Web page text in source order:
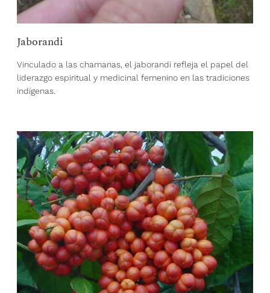
Jaborandi
Vinculado a las chamanas, el jaborandi refleja el papel del
liderazgo espiritual y medicinal femenino en las tradiciones
indígenas.